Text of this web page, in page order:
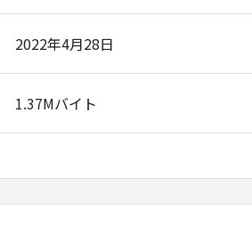
2022年4月28日
1.37Mバイト